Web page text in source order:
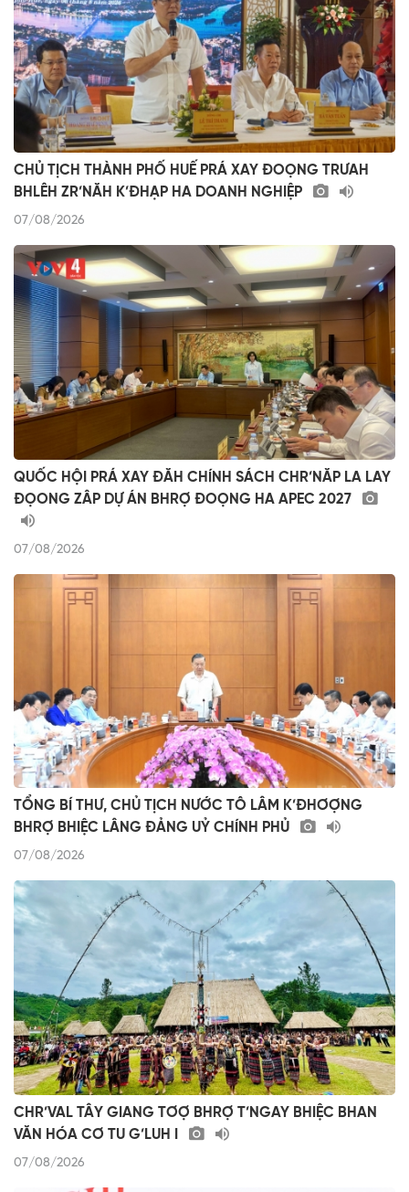
CHỦ TỊCH THÀNH PHỐ HUẾ PRÁ XAY ĐOỌNG TRƯAH
BHLÊH ZR’NĂH K’ĐHẠP HA DOANH NGHIỆP
07/08/2026
QUỐC HỘI PRÁ XAY ĐĂH CHÍNH SÁCH CHR’NĂP LA LAY
ĐỌONG ZÂP DỰ ÁN BHRỢ ĐOỌNG HA APEC 2027
07/08/2026
TỔNG BÍ THƯ, CHỦ TỊCH NƯỚC TÔ LÂM K’ĐHƠỢNG
BHRỢ BHIỆC LÂNG ĐẢNG UỶ CHÍNH PHỦ
07/08/2026
CHR’VAL TÂY GIANG TƠỢ BHRỢ T’NGAY BHIỆC BHAN
VĂN HÓA CƠ TU G’LUH I
07/08/2026